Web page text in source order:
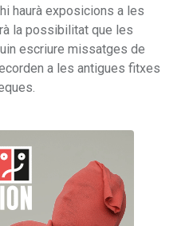
haurà exposicions a les
la possibilitat que les
escriure missatges de
a les antigues fitxes